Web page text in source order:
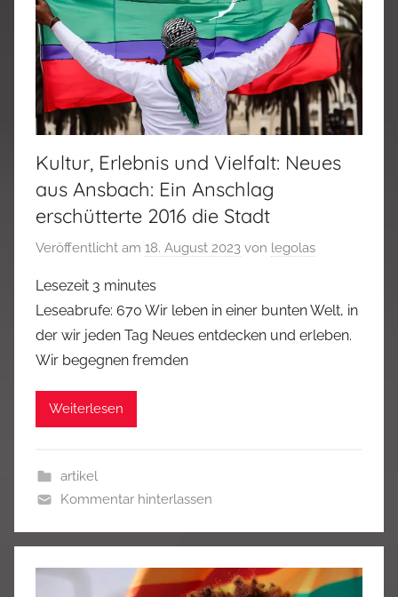
Kultur, Erlebnis und Vielfalt: Neues
aus Ansbach: Ein Anschlag
erschütterte 2016 die Stadt
Veröffentlicht am 18. August 2023 von legolas
Lesezeit 3 minutes
Leseabrufe: 670 Wir leben in einer bunten Welt, in
der wir jeden Tag Neues entdecken und erleben.
Wir begegnen fremden
Weiterlesen
artikel
Kommentar hinterlassen